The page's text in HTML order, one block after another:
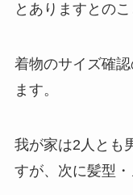
とありますとのこ
着物のサイズ確
ます。
我が家は2人とも
すが、次に髪型・